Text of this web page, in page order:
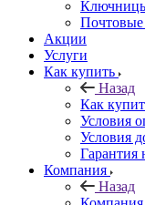
Акции
Услуги
Как купить
Назад
Как
Условия
Условия
Гарантия
Компания
Назад